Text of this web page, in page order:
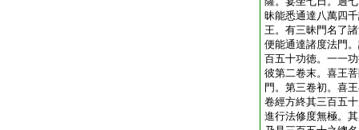
昧能悉通達八萬四
王。有三昧門名了
便能通達諸度法門
百五十功徳。一一
彼第二卷末。喜王
門。第三卷初。喜
卷經方終其三百五
進行法修度無極。